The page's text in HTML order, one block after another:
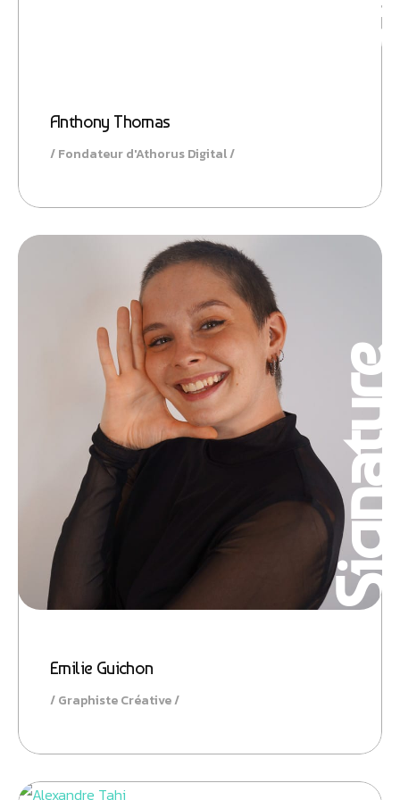
Anthony Thomas
Fondateur d'Athorus Digital
Emilie Guichon
Graphiste Créative